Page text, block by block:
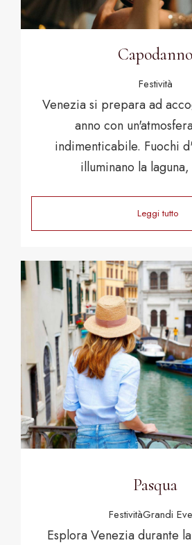
Capodanno
Festività
Venezia si prepara ad
anno con
indimenticabile. Fuochi
illuminano la
Leggi tutto
Pasqua
FestivitàGrandi
Esplora Venezia durante